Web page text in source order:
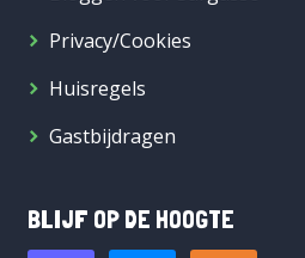
Privacy/Cookies
Huisregels
Gastbijdragen
BLIJF OP DE HOOGTE